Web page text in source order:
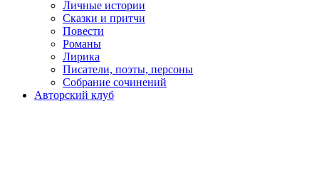
Личные истории
Сказки и притчи
Повести
Романы
Лирика
Писатели, поэты, персоны
Собрание сочинений
Авторский клуб